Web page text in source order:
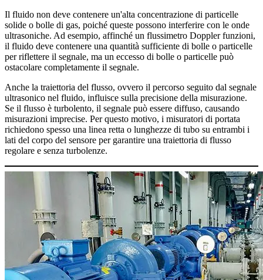
Il fluido non deve contenere un'alta concentrazione di particelle
solide o bolle di gas, poiché queste possono interferire con le onde
ultrasoniche. Ad esempio, affinché un flussimetro Doppler funzioni,
il fluido deve contenere una quantità sufficiente di bolle o particelle
per riflettere il segnale, ma un eccesso di bolle o particelle può
ostacolare completamente il segnale.
Anche la traiettoria del flusso, ovvero il percorso seguito dal segnale
ultrasonico nel fluido, influisce sulla precisione della misurazione.
Se il flusso è turbolento, il segnale può essere diffuso, causando
misurazioni imprecise. Per questo motivo, i misuratori di portata
richiedono spesso una linea retta o lunghezze di tubo su entrambi i
lati del corpo del sensore per garantire una traiettoria di flusso
regolare e senza turbolenze.